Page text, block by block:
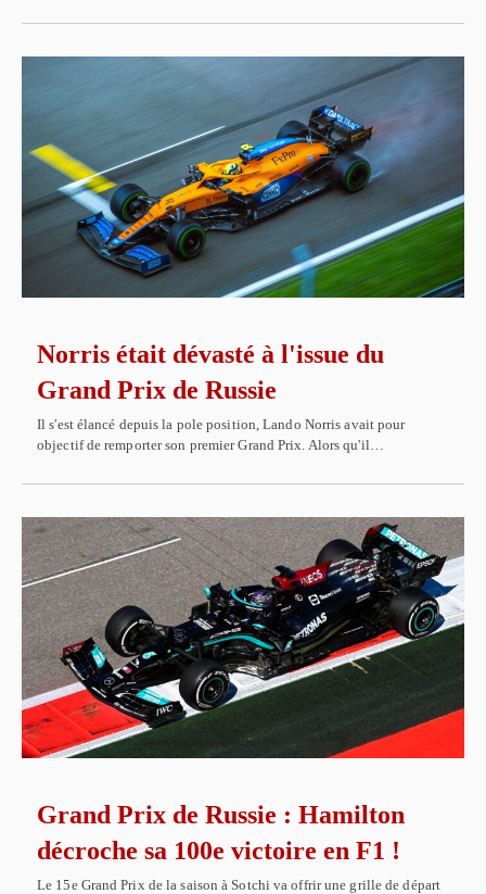
Norris était dévasté à l'issue du
Grand Prix de Russie
Il s'est élancé depuis la pole position, Lando Norris avait pour
objectif de remporter son premier Grand Prix. Alors qu'il…
Grand Prix de Russie : Hamilton
décroche sa 100e victoire en F1 !
Le 15e Grand Prix de la saison à Sotchi va offrir une grille de départ